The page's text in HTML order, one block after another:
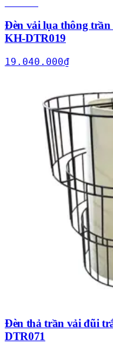
Đèn vải lụa thông
KH-DTR019
19.040.000₫
Đèn thả trần vải đũi
DTR071